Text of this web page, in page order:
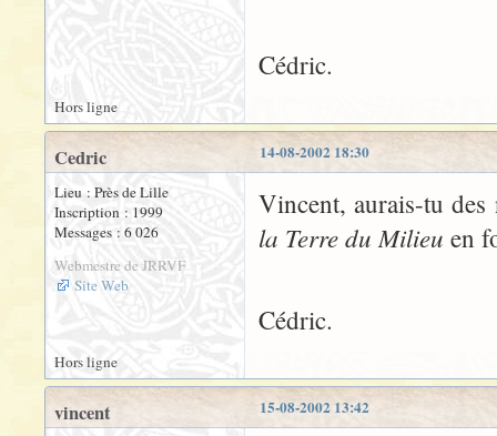
Cédric.
Hors ligne
14-08-2002 18:30
Cedric
Lieu : Près de Lille
Inscription : 1999
Messages : 6 026
Webmestre de JRRVF
Site Web
Vincent, aurais-tu
la Terre du Milieu en
Cédric.
Hors ligne
15-08-2002 13:42
vincent